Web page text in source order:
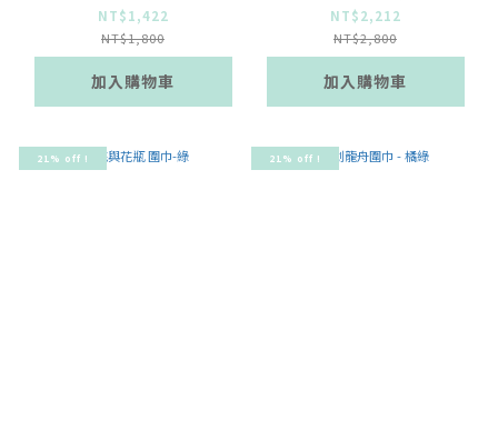
NT$1,422
NT$1,800
加入購物車
NT$2,212
NT$2,800
加入購物車
21% off ! 21% off !